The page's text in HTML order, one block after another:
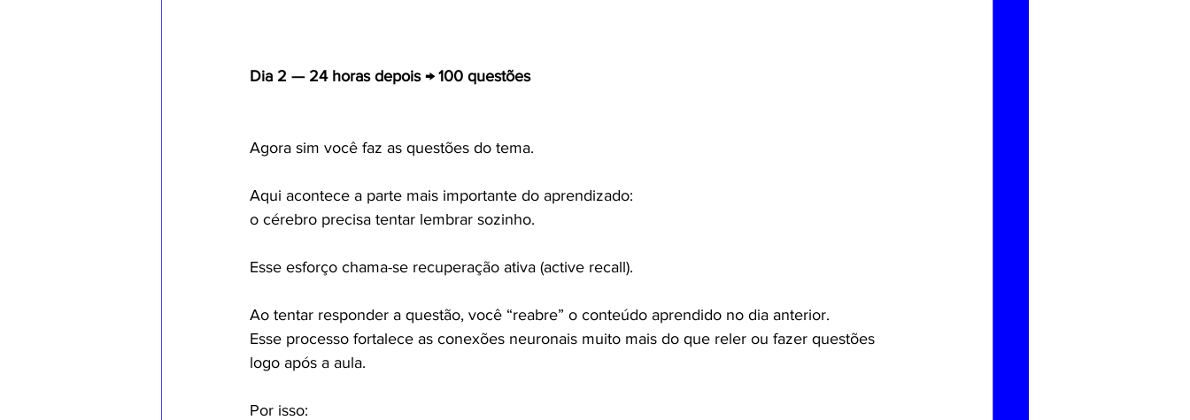
Dia 2 — 24 horas depois → 100 questões
Agora sim você faz as questões do tema.
Aqui acontece a parte mais importante do aprendizado:
o cérebro precisa tentar lembrar sozinho.
Esse esforço chama-se recuperação ativa (active recall).
Ao tentar responder a questão, você “reabre” o conteúdo aprendido no dia anterior.
Esse processo fortalece as conexões neuronais muito mais do que reler ou fazer questões
logo após a aula.
Por isso: